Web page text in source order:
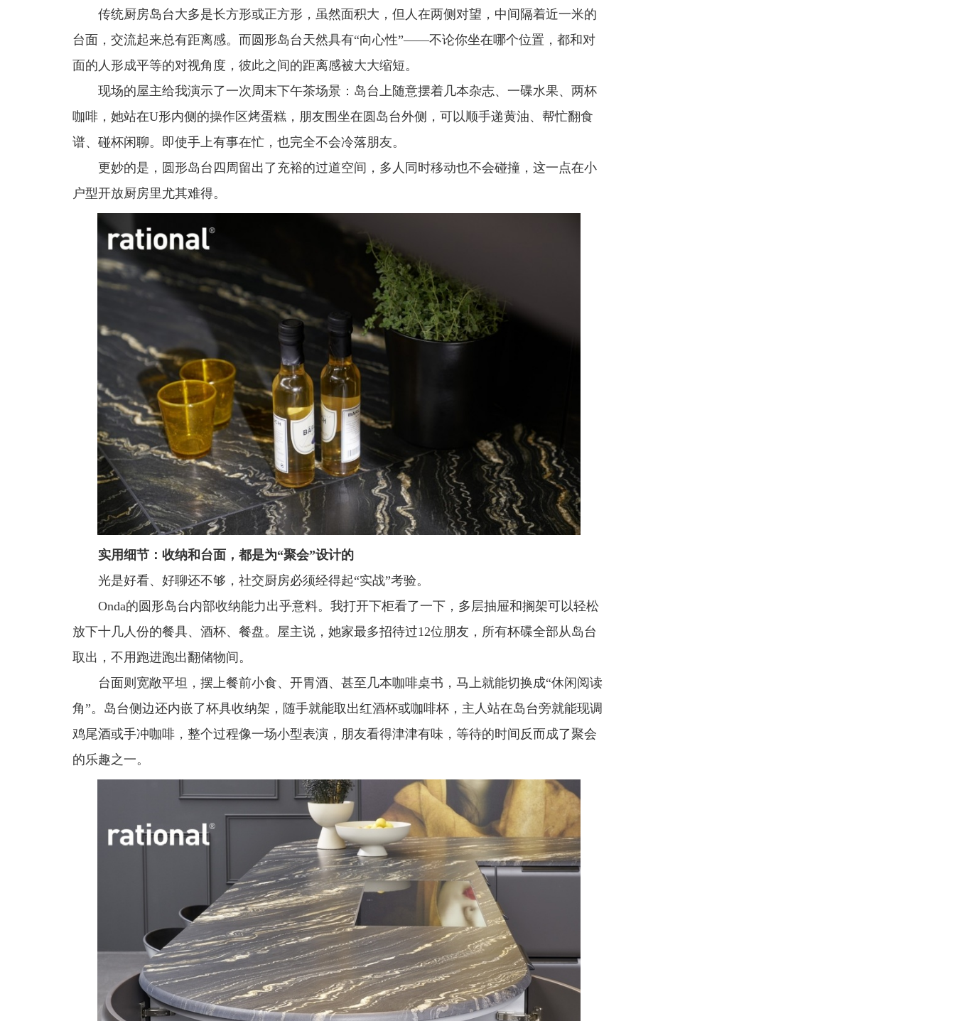
传统厨房岛台大多是长方形或正方形，虽然面积大，但人在两侧对望，中间隔着近一米的
台面，交流起来总有距离感。而圆形岛台天然具有“向心性”——不论你坐在哪个位置，都和对
面的人形成平等的对视角度，彼此之间的距离感被大大缩短。
现场的屋主给我演示了一次周末下午茶场景：岛台上随意摆着几本杂志、一碟水果、两杯
咖啡，她站在U形内侧的操作区烤蛋糕，朋友围坐在圆岛台外侧，可以顺手递黄油、帮忙翻食
谱、碰杯闲聊。即使手上有事在忙，也完全不会冷落朋友。
更妙的是，圆形岛台四周留出了充裕的过道空间，多人同时移动也不会碰撞，这一点在小
户型开放厨房里尤其难得。
实用细节：收纳和台面，都是为“聚会”设计的
光是好看、好聊还不够，社交厨房必须经得起“实战”考验。
Onda的圆形岛台内部收纳能力出乎意料。我打开下柜看了一下，多层抽屉和搁架可以轻松
放下十几人份的餐具、酒杯、餐盘。屋主说，她家最多招待过12位朋友，所有杯碟全部从岛台
取出，不用跑进跑出翻储物间。
台面则宽敞平坦，摆上餐前小食、开胃酒、甚至几本咖啡桌书，马上就能切换成“休闲阅读
角”。岛台侧边还内嵌了杯具收纳架，随手就能取出红酒杯或咖啡杯，主人站在岛台旁就能现调
鸡尾酒或手冲咖啡，整个过程像一场小型表演，朋友看得津津有味，等待的时间反而成了聚会
的乐趣之一。